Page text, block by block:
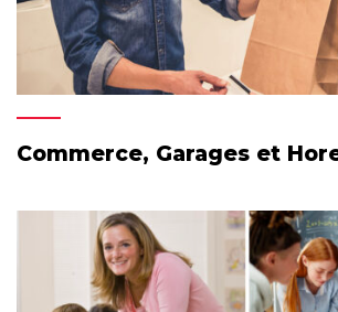
Commerce, Garages et